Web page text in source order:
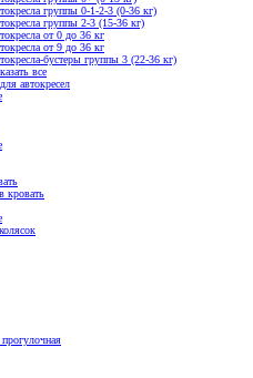
группы 0-1-2-3 (0-36 кг)
группы 2-3 (15-36 кг)
от 0 до 36 кг
от 9 до 36 кг
бустеры группы 3 (22-36 кг)
все
автокресел
кровать